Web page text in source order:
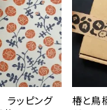
ッピング
椿と鳥